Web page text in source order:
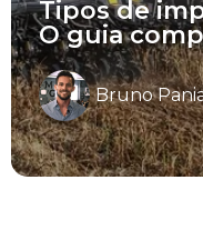
Tipos de
O guia
Bruno